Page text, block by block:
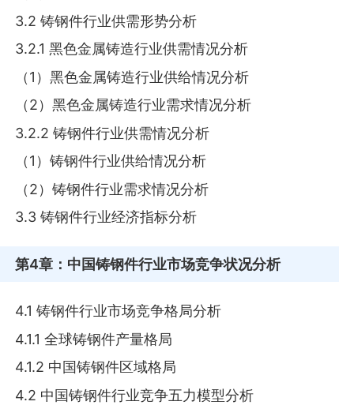
3.2 铸钢件行业供需形势分析
3.2.1 黑色金属铸造行业供需情况分析
（1）黑色金属铸造行业供给情况分析
（2）黑色金属铸造行业需求情况分析
3.2.2 铸钢件行业供需情况分析
（1）铸钢件行业供给情况分析
（2）铸钢件行业需求情况分析
3.3 铸钢件行业经济指标分析
第4章 ：中国铸钢件行业市场竞争状况分析
4.1 铸钢件行业市场竞争格局分析
4.1.1 全球铸钢件产量格局
4.1.2 中国铸钢件区域格局
4.2 中国铸钢件行业竞争五力模型分析